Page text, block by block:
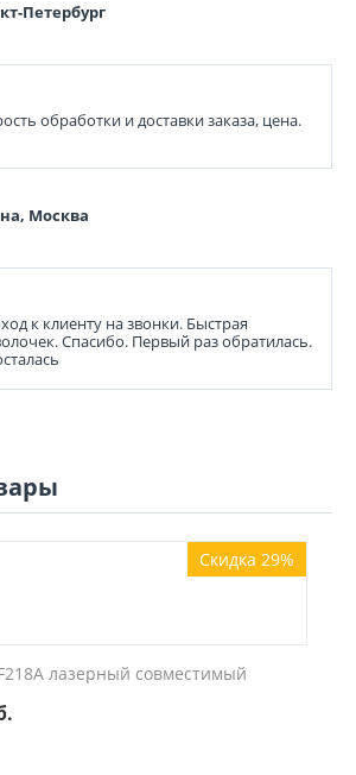
Петербург
обработки и доставки заказа, цена.
Москва
к клиенту на звонки. Быстрая
Спасибо. Первый раз обратилась.
Скидка 29%
лазерный совместимый